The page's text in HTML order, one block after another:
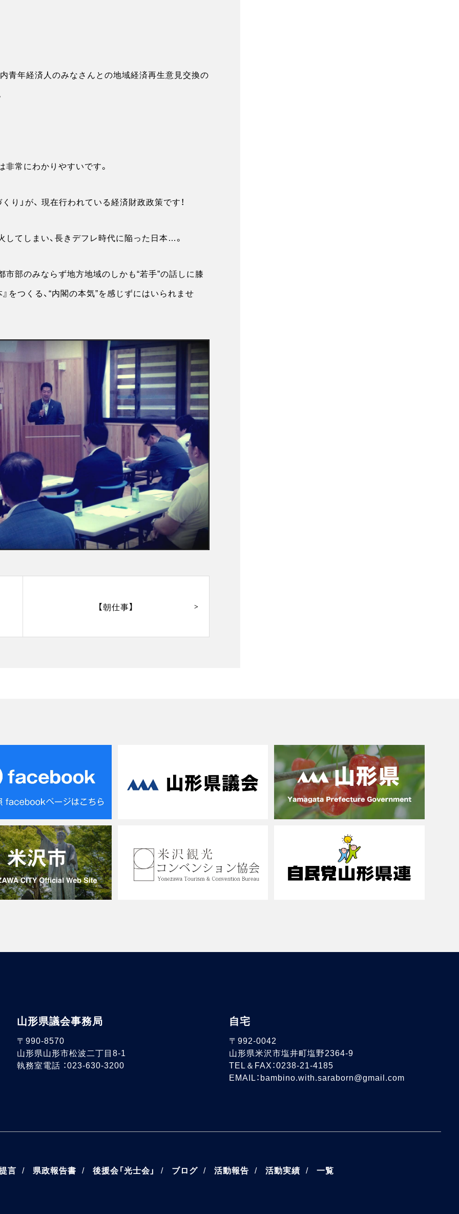
青年経済人のみなさんとの地域経済再生意見交換の
非常にわかりやすいです。
り」が、 現在行われている経済財政政策です！
てしまい、長きデフレ時代に陥った日本…。
市部のみならず地方地域のしかも“若手”の話しに膝
をつくる、“内閣の本気”を感じずにはいられませ
【朝仕事】
山形県議会事務局
〒990-8570
山形県山形市松波二丁目8-1
執務室電話 ：023-630-3200
自宅
〒992-0042
山形県米沢市塩井町塩野2364-9
TEL＆FAX：0238-21-4185
EMAIL：bambino.with.saraborn@gmail.com
言 県政報告書 後援会「光士会」 ブログ 活動報告 活動実績 一覧